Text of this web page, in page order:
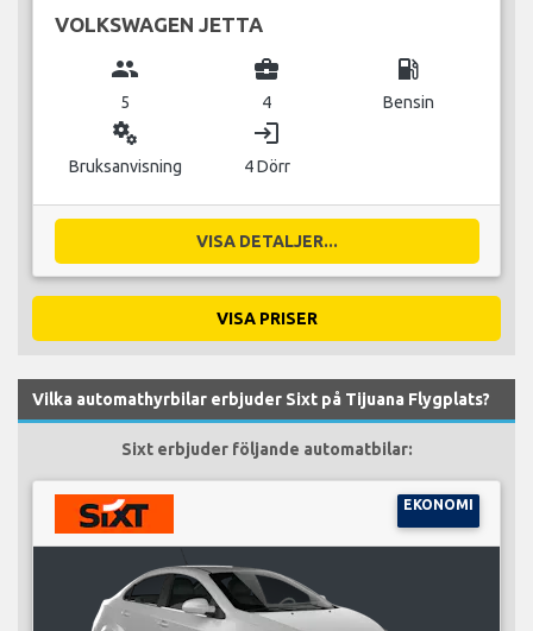
VOLKSWAGEN JETTA
group
5
business_center
4
local_gas_station
Bensin
miscellaneous_services
Bruksanvisning
login
4 Dörr
VISA DETALJER...
VISA PRISER
Vilka automathyrbilar erbjuder Sixt på Tijuana Flygplats?
Sixt erbjuder följande automatbilar:
EKONOMI